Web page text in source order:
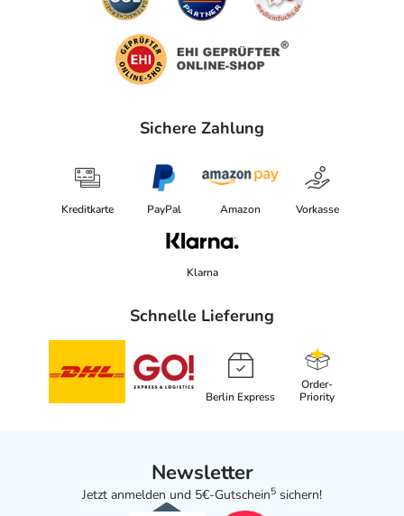
Sichere Zahlung
Kreditkarte PayPal Amazon Vorkasse
Klarna
Schnelle Lieferung
Berlin Express
Order-
Priority
Newsletter
Jetzt anmelden und 5€-Gutschein5 sichern!